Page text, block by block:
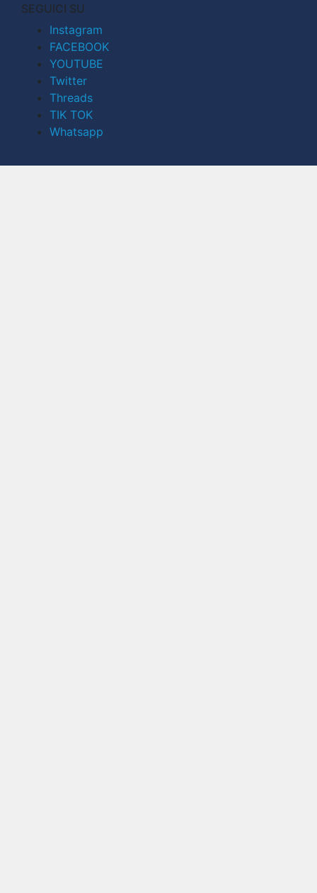
SEGUICI SU
Instagram
FACEBOOK
YOUTUBE
Twitter
Threads
TIK TOK
Whatsapp